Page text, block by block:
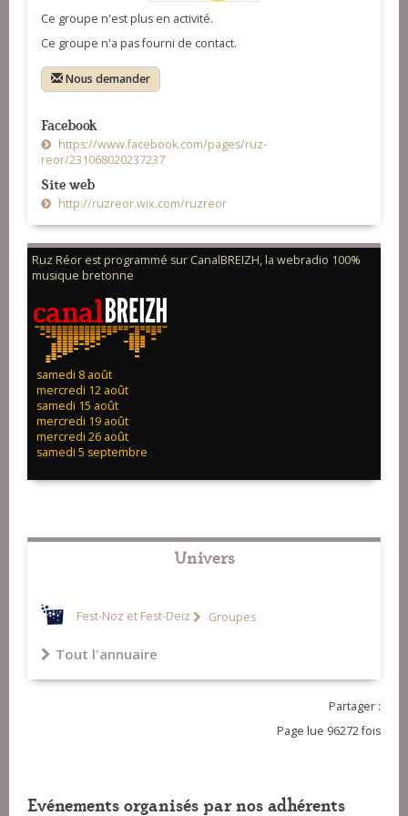
Ce groupe n'est plus en activité.
Ce groupe n'a pas fourni de contact.
Nous demander
Facebook
https://www.facebook.com/pages/ruz-
reor/231068020237237
Site web
http://ruzreor.wix.com/ruzreor
Ruz Réor est programmé sur CanalBREIZH, la webradio 100%
musique bretonne
samedi 8 août
mercredi 12 août
samedi 15 août
mercredi 19 août
mercredi 26 août
samedi 5 septembre
Univers
Fest-Noz et Fest-Deiz Groupes
Tout l'annuaire
Partager :
Page lue 96272 fois
Evénements organisés par nos adhérents